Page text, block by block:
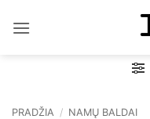
PRADŽIA / NAMŲ BALDAI